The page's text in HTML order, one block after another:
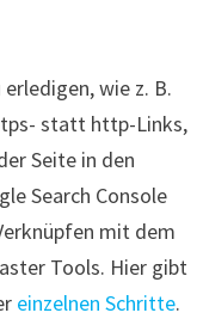
wie z. B.
statt http-Links,
Seite in den
Search Console
mit dem
Tools. Hier gibt
einzelnen Schritte.